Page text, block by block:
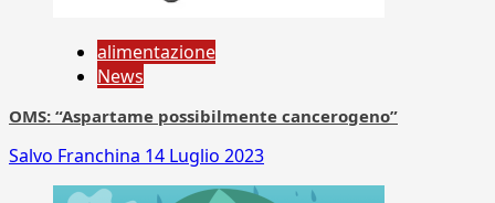
alimentazione
News
OMS: “Aspartame possibilmente cancerogeno”
Salvo Franchina 14 Luglio 2023